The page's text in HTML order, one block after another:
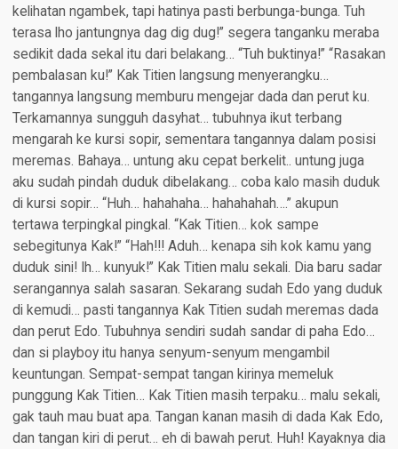
kelihatan ngambek, tapi hatinya pasti berbunga-bunga. Tuh
terasa lho jantungnya dag dig dug!” segera tanganku meraba
sedikit dada sekal itu dari belakang… “Tuh buktinya!” “Rasakan
pembalasan ku!” Kak Titien langsung menyerangku…
tangannya langsung memburu mengejar dada dan perut ku.
Terkamannya sungguh dasyhat… tubuhnya ikut terbang
mengarah ke kursi sopir, sementara tangannya dalam posisi
meremas. Bahaya… untung aku cepat berkelit.. untung juga
aku sudah pindah duduk dibelakang… coba kalo masih duduk
di kursi sopir… “Huh… hahahaha… hahahahah….” akupun
tertawa terpingkal pingkal. “Kak Titien… kok sampe
sebegitunya Kak!” “Hah!!! Aduh… kenapa sih kok kamu yang
duduk sini! Ih… kunyuk!” Kak Titien malu sekali. Dia baru sadar
serangannya salah sasaran. Sekarang sudah Edo yang duduk
di kemudi… pasti tangannya Kak Titien sudah meremas dada
dan perut Edo. Tubuhnya sendiri sudah sandar di paha Edo…
dan si playboy itu hanya senyum-senyum mengambil
keuntungan. Sempat-sempat tangan kirinya memeluk
punggung Kak Titien… Kak Titien masih terpaku… malu sekali,
gak tauh mau buat apa. Tangan kanan masih di dada Kak Edo,
dan tangan kiri di perut… eh di bawah perut. Huh! Kayaknya dia